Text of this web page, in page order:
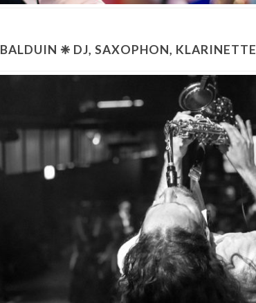
BALDUIN ❈ DJ, SAXOPHON, KLARINETTE